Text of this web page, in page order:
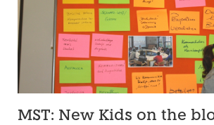
MST: New Kids on the